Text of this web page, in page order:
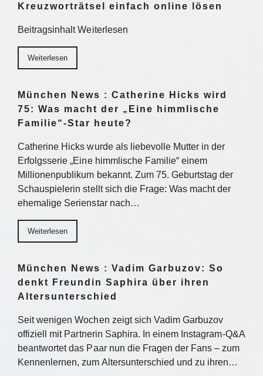
Kreuzworträtsel einfach online lösen
Beitragsinhalt Weiterlesen
Weiterlesen
München News : Catherine Hicks wird
75: Was macht der „Eine himmlische
Familie“-Star heute?
Catherine Hicks wurde als liebevolle Mutter in der
Erfolgsserie „Eine himmlische Familie“ einem
Millionenpublikum bekannt. Zum 75. Geburtstag der
Schauspielerin stellt sich die Frage: Was macht der
ehemalige Serienstar nach…
Weiterlesen
München News : Vadim Garbuzov: So
denkt Freundin Saphira über ihren
Altersunterschied
Seit wenigen Wochen zeigt sich Vadim Garbuzov
offiziell mit Partnerin Saphira. In einem Instagram-Q&A
beantwortet das Paar nun die Fragen der Fans – zum
Kennenlernen, zum Altersunterschied und zu ihren…